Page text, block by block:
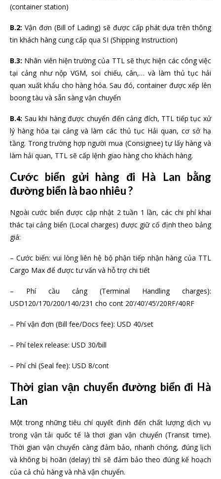
(container station)
B.2: Vận đơn (Bill of Lading) sẽ được cấp phát dựa trên thông
tin khách hàng cung cấp qua SI (Shipping Instruction)
B.3: Nhân viên hiện trường của TTL sẽ thực hiện các công việc
tại cảng như nộp VGM, soi chiếu, cân,… và làm thủ tục hải
quan xuất khẩu cho hàng hóa. Sau đó, container được xếp lên
boong tàu và sẵn sàng vận chuyển
B.4: Sau khi hàng được chuyển đến cảng đích, TTL tiếp tục xử
lý hàng hóa tại cảng và làm các thủ tục Hải quan, cơ sở hạ
tầng. Trong trường hợp người mua (Consignee) tự lấy hàng và
làm hải quan, TTL sẽ cấp lệnh giao hàng cho khách hàng.
Cước biển gửi hàng đi Hà Lan bằng
đường biển là bao nhiêu ?
Ngoài cước biển được cập nhật 2 tuần 1 lần, các chi phí khai
thác tại cảng biển (Local charges) được giữ cố định theo bảng
giá:
– Cước biển: vui lòng liên hệ bộ phận tiếp nhận hàng của TTL
Cargo Max để được tư vấn và hỗ trợ chi tiết
– Phí cầu cảng (Terminal Handling charges):
USD120/170/200/140/231 cho cont 20’/40’/45’/20RF/40RF
– Phí vận đơn (Bill fee/Docs fee): USD 40/set
– Phí telex release: USD 30/bill
– Phí chì (Seal fee): USD 8/cont
Thời gian vận chuyển đường biển đi Hà
Lan
Một trong những tiêu chí quyết định đến chất lượng dịch vụ
trong vận tải quốc tế là thơi gian vận chuyển (Transit time).
Thời gian vận chuyển càng đảm bảo, nhanh chóng, đúng lịch
và không bị hoãn (delay) thì sẽ đảm bảo theo đúng kế hoạch
của cả chủ hàng và nhà vận chuyển.